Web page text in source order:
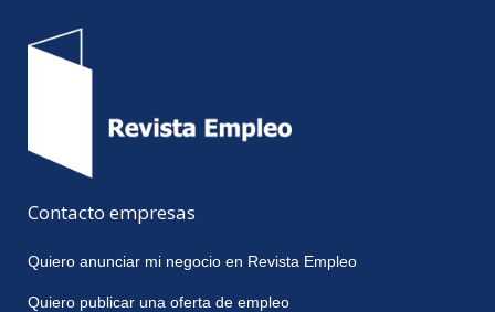
Contacto empresas
Quiero anunciar mi negocio en Revista Empleo
Quiero publicar una oferta de empleo